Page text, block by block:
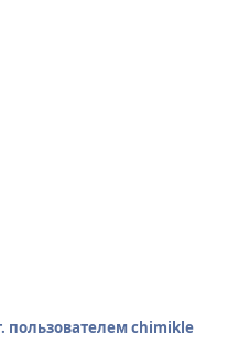
пользователем chimikle